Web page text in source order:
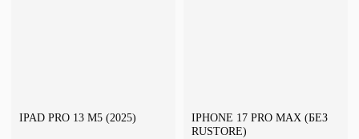
IPAD PRO 13 M5 (2025)
IPHONE 17 PRO MAX (БЕЗ
RUSTORE)